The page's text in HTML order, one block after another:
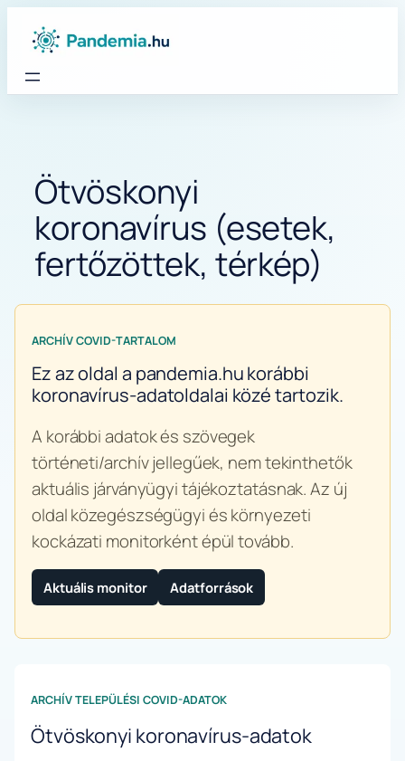
Ötvöskonyi
koronavírus (esetek,
fertőzöttek, térkép)
ARCHÍV COVID-TARTALOM
Ez az oldal a pandemia.hu korábbi
koronavírus-adatoldalai közé tartozik.
A korábbi adatok és szövegek
történeti/archív jellegűek, nem tekinthetők
aktuális járványügyi tájékoztatásnak. Az új
oldal közegészségügyi és környezeti
kockázati monitorként épül tovább.
Aktuális monitor Adatforrások
ARCHÍV TELEPÜLÉSI COVID-ADATOK
Ötvöskonyi koronavírus-adatok